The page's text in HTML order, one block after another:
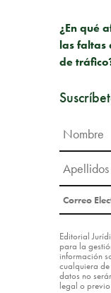
¿En qué
las faltas
de
Editorial
para la
información
cualquiera
datos no
legal o